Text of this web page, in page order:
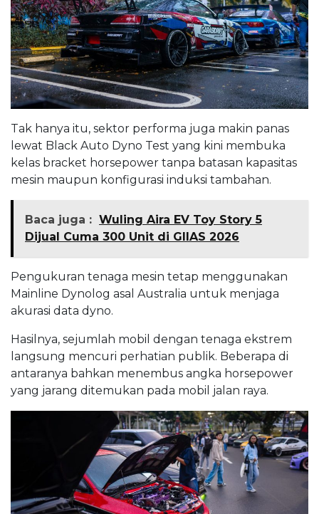
Tak hanya itu, sektor performa juga makin panas
lewat Black Auto Dyno Test yang kini membuka
kelas bracket horsepower tanpa batasan kapasitas
mesin maupun konfigurasi induksi tambahan.
Baca juga : Wuling Aira EV Toy Story 5
Dijual Cuma 300 Unit di GIIAS 2026
Pengukuran tenaga mesin tetap menggunakan
Mainline Dynolog asal Australia untuk menjaga
akurasi data dyno.
Hasilnya, sejumlah mobil dengan tenaga ekstrem
langsung mencuri perhatian publik. Beberapa di
antaranya bahkan menembus angka horsepower
yang jarang ditemukan pada mobil jalan raya.